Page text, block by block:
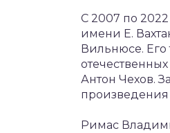
С 2007 по
имени Е.
Вильнюсе.
Антон Чехов.
произведения
Римас